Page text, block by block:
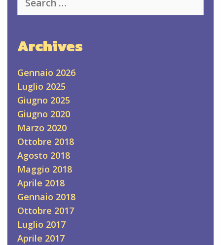
for:
Archives
Gennaio 2026
Luglio 2025
Giugno 2025
Giugno 2020
Marzo 2020
Ottobre 2018
Agosto 2018
Maggio 2018
Aprile 2018
Gennaio 2018
Ottobre 2017
Luglio 2017
Aprile 2017